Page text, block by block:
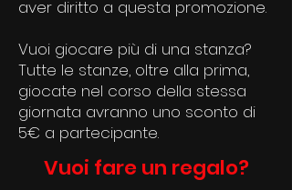
aver diritto a questa promozione.
Vuoi giocare più di una stanza?
Tutte le stanze, oltre alla prima,
giocate nel corso della stessa
giornata avranno uno sconto di
5€ a partecipante.
Vuoi fare un regalo?